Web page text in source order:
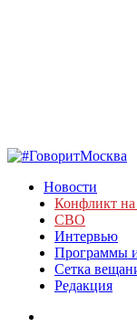
Новости
Конфликт
СВО
Интервью
Программы
Сетка
Редакция